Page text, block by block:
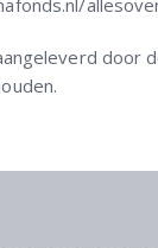
door